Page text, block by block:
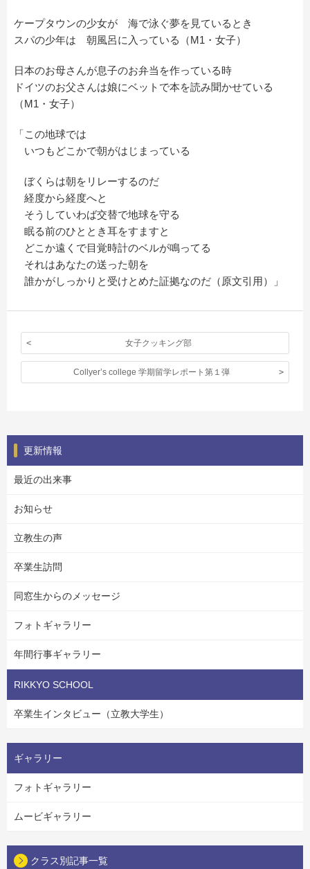
ケープタウンの少女が 海で泳ぐ夢を見ているとき
スパの少年は 朝風呂に入っている（M1・女子）
日本のお母さんが息子のお弁当を作っている時
ドイツのお父さんは娘にベットで本を読み聞かせている
（M1・女子）
「この地球では
いつもどこかで朝がはじまっている
ぼくらは朝をリレーするのだ
経度から経度へと
そうしていわば交替で地球を守る
眠る前のひととき耳をすますと
どこか遠くで目覚時計のベルが鳴ってる
それはあなたの送った朝を
誰かがしっかりと受けとめた証拠なのだ（原文引用）」
女子クッキング部
Collyer’s college 学期留学レポート第１弾
更新情報
最近の出来事
お知らせ
立教生の声
卒業生訪問
同窓生からのメッセージ
フォトギャラリー
年間行事ギャラリー
RIKKYO SCHOOL
卒業生インタビュー（立教大学生）
ギャラリー
フォトギャラリー
ムービギャラリー
クラス別記事一覧